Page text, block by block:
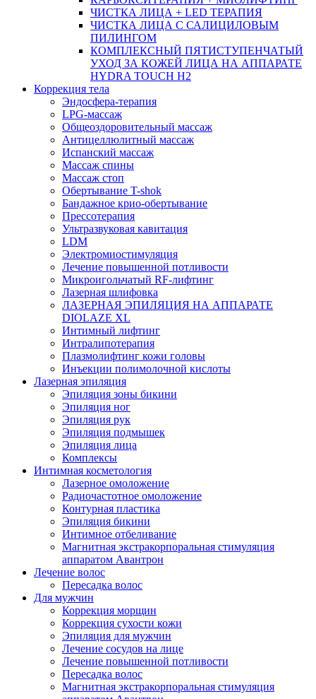
ЧИСТКА ЛИЦА + LED ТЕРАПИЯ
ЧИСТКА ЛИЦА С САЛИЦИЛОВЫМ
ПИЛИНГОМ
КОМПЛЕКСНЫЙ ПЯТИСТУПЕНЧАТЫЙ
УХОД ЗА КОЖЕЙ ЛИЦА НА АППАРАТЕ
HYDRA TOUCH H2
Коррекция тела
Эндосфера-терапия
LPG-массаж
Общеоздоровительный массаж
Антицеллюлитный массаж
Испанский массаж
Массаж спины
Массаж стоп
Обертывание T-shok
Бандажное крио-обертывание
Прессотерапия
Ультразвуковая кавитация
LDM
Электромиостимуляция
Лечение повышенной потливости
Микроигольчатый RF-лифтинг
Лазерная шлифовка
ЛАЗЕРНАЯ ЭПИЛЯЦИЯ НА АППАРАТЕ
DIOLAZE XL
Интимный лифтинг
Интралипотерапия
Плазмолифтинг кожи головы
Инъекции полимолочной кислоты
Лазерная эпиляция
Эпиляция зоны бикини
Эпиляция ног
Эпиляция рук
Эпиляция подмышек
Эпиляция лица
Комплексы
Интимная косметология
Лазерное омоложение
Радиочастотное омоложение
Контурная пластика
Эпиляция бикини
Интимное отбеливание
Магнитная экстракорпоральная стимуляция
аппаратом Авантрон
Лечение волос
Пересадка волос
Для мужчин
Коррекция морщин
Коррекция сухости кожи
Эпиляция для мужчин
Лечение сосудов на лице
Лечение повышенной потливости
Пересадка волос
Магнитная экстракорпоральная стимуляция